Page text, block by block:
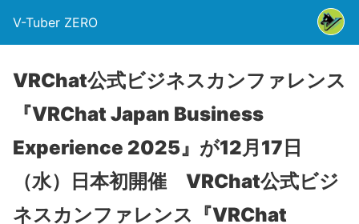
V-Tuber ZERO
VRChat公式ビジネスカンファレンス
『VRChat Japan Business
Experience 2025』が12月17日
（水）日本初開催 VRChat公式ビジ
ネスカンファレンス『VRChat